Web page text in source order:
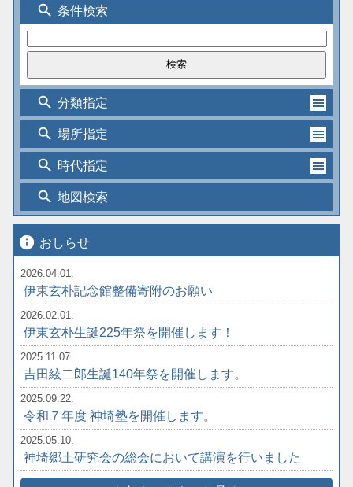
search 条件検索
search 分類指定
search 場所指定
search 時代指定
search 地図検索
info おしらせ
2026.04.01.
伊東玄朴記念館整備寄附のお願い
2026.02.01.
伊東玄朴生誕225年祭を開催します！
2025.11.07.
吉田絃二郎生誕140年祭を開催します。
2025.09.22.
令和７年度 神埼塾を開催します。
2025.05.10.
神埼郷土研究会の総会において講演を行いました